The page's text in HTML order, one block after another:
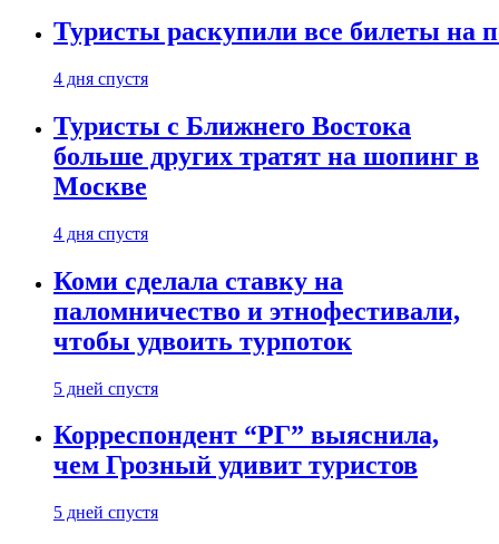
Туристы раскупили все билеты на
4 дня спустя
Туристы с Ближнего Востока
больше других тратят на шопинг в
Москве
4 дня спустя
Коми сделала ставку на
паломничество и этнофестивали,
чтобы удвоить турпоток
5 дней спустя
Корреспондент “РГ” выяснила,
чем Грозный удивит туристов
5 дней спустя